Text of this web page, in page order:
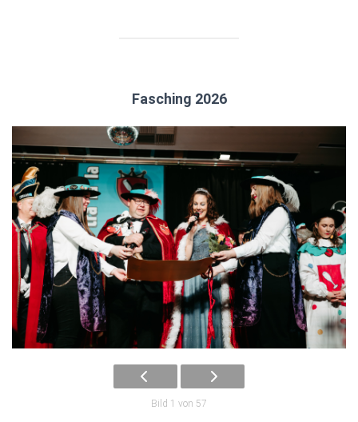
Fasching 2026
Bild 1 von 57